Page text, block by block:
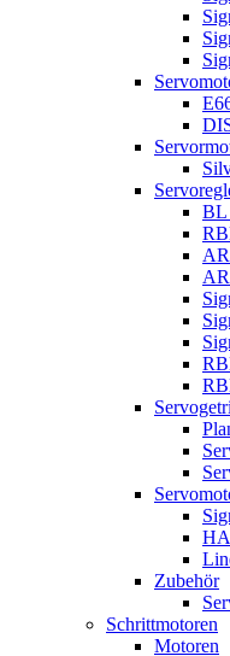
BL
Zubehör
Schrittmotoren
Motoren